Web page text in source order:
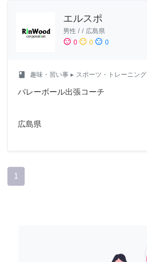
エルスポ
男性 / / 広島県
sentiment_satisfied 0 sentiment_neutral 0 sentiment_dissatisfied 0
class 趣味・習い事 ▸ スポーツ・トレーニング
バレーボール出張コーチ
広島県
1